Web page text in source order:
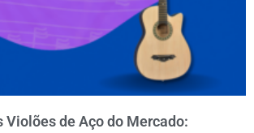
Violões de Aço do Mercado: